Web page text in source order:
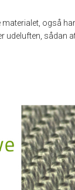
også
udeluften, sådan